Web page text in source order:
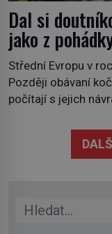
Dal si
jako z
Střední Evropu v
Později obávaní
počítají s jejich
pečlivě připravit!
přijme opatření,